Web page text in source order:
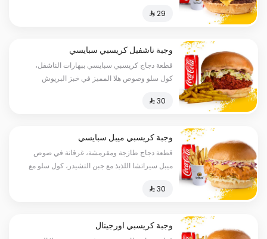
وجبة ناشفيل كريسبي سبايسي
قطعة دجاج كريسبي سبايسي ببهارات الناشفل،
كول سلو وصوص هلا المميز في خبز البريوش
وجبة كريسبي ميبل سبايسي
قطعة دجاج طازجة ومقرمشة، غرقانة في صوص
ميبل سيراتشا اللذيذ مع جبن التشيدر، كول سلو مع
وجبة كريسبي اورجينال